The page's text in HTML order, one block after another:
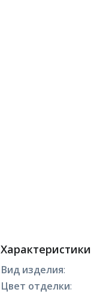
Характеристики
Вид изделия:
Цвет отделки: